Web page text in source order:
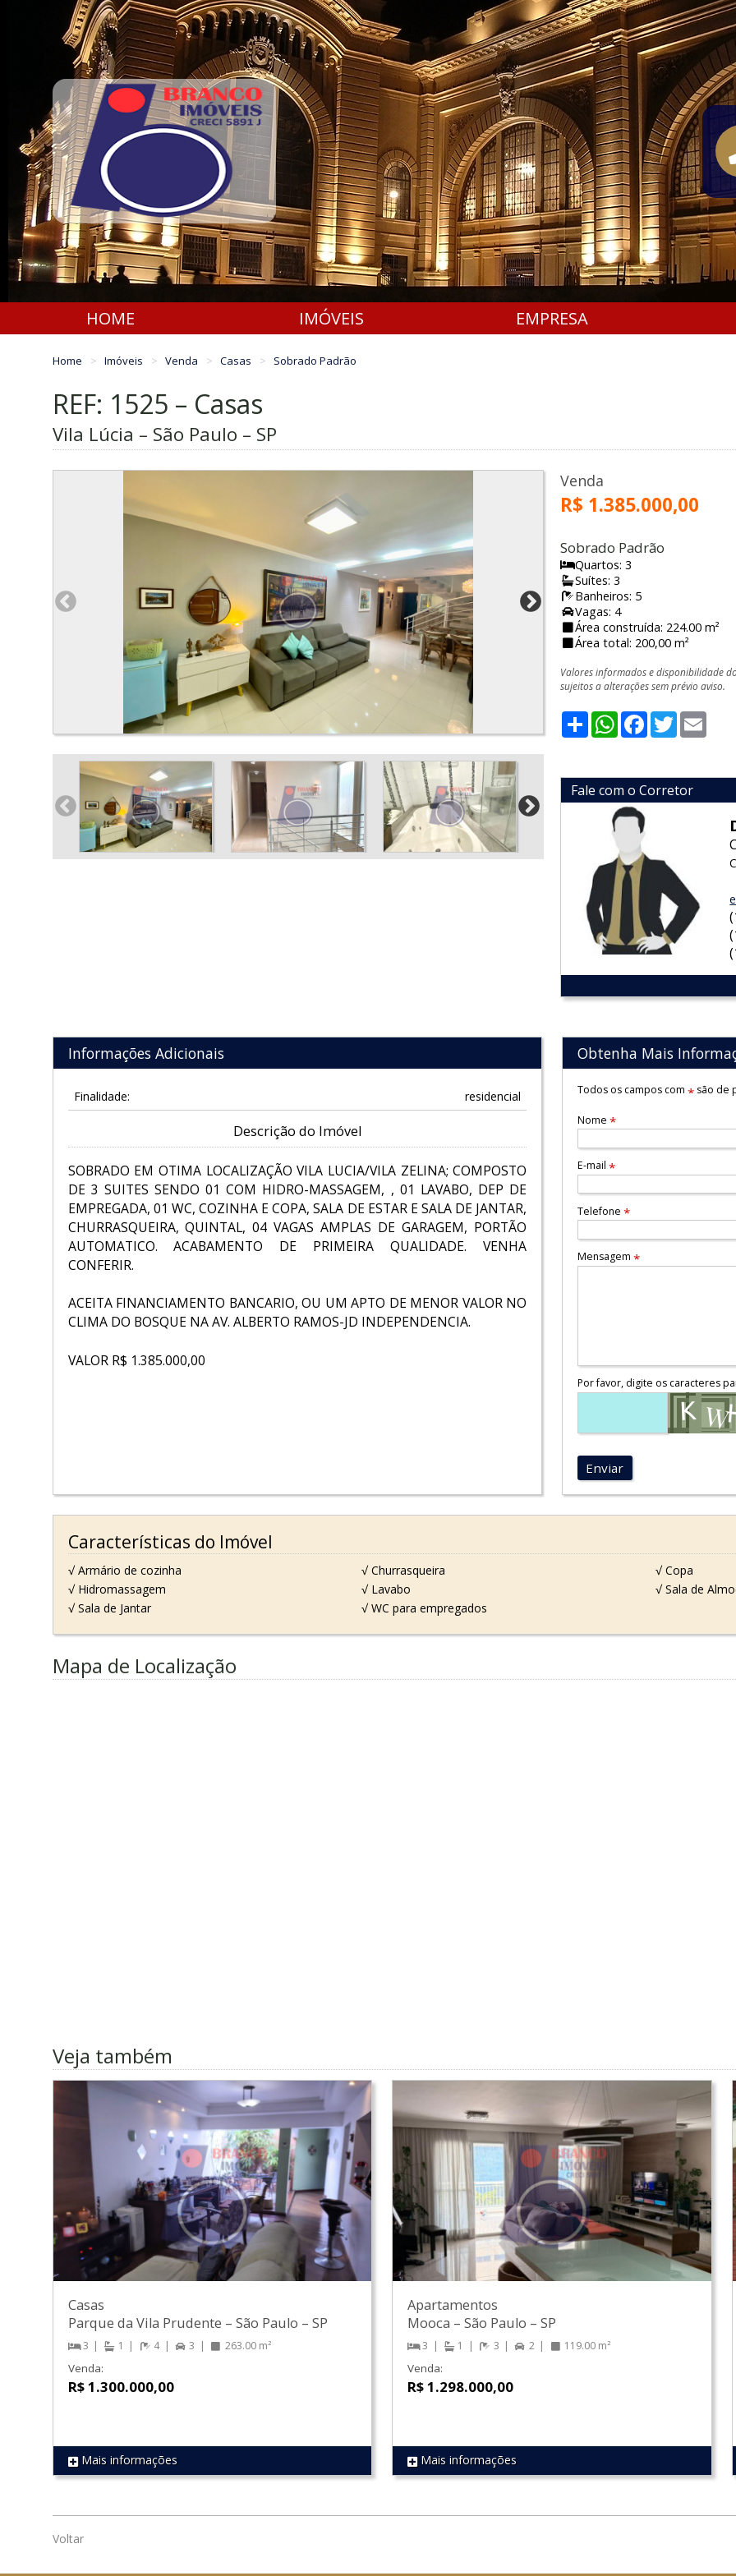
HOME IMÓVEIS EMPRESA
Home Imóveis Venda Casas Sobrado Padrão
REF: 1525 – Casas
Vila Lúcia – São Paulo – SP
Venda
R$ 1.385.000,00
Sobrado Padrão
Quartos: 3
Suítes: 3
Banheiros: 5
Vagas: 4
Área construída: 224.00 m²
Área total: 200,00 m²
Valores informados e disponibilidade
sujeitos a alterações sem prévio aviso.
ShareWhatsApp
Facebook
Twitter
Fale com o Corretor
Informações Adicionais
Finalidade: residencial
Descrição do Imóvel
SOBRADO EM OTIMA LOCALIZAÇÃO VILA LUCIA/VILA ZELINA; COMPOSTO
DE 3 SUITES SENDO 01 COM HIDRO-MASSAGEM, , 01 LAVABO, DEP DE
EMPREGADA, 01 WC, COZINHA E COPA, SALA DE ESTAR E SALA DE JANTAR,
CHURRASQUEIRA, QUINTAL, 04 VAGAS AMPLAS DE GARAGEM, PORTÃO
AUTOMATICO. ACABAMENTO DE PRIMEIRA QUALIDADE. VENHA
CONFERIR.
ACEITA FINANCIAMENTO BANCARIO, OU UM APTO DE MENOR VALOR NO
CLIMA DO BOSQUE NA AV. ALBERTO RAMOS-JD INDEPENDENCIA.
VALOR R$ 1.385.000,00
Obtenha Mais
Todos os campos com *são de
Nome *
E-mail *
Telefone *
Mensagem *
Por favor, digite os caracteres
Enviar
Características do Imóvel
√ Armário de cozinha √ Churrasqueira
√ Copa
√ Hidromassagem
√ Lavabo
√ Sala de
√ Sala de Jantar
√ WC para empregados
Mapa de Localização
Veja também
REF 1385
Casas
Parque da Vila Prudente – São Paulo – SP
3 1 4 3 263.00 m²
Venda:
R$ 1.300.000,00
Mais informações REF 1866
Apartamentos
Mooca – São Paulo – SP
3 1 3 2 119.00 m²
Venda:
R$ 1.298.000,00
Mais informações
Voltar